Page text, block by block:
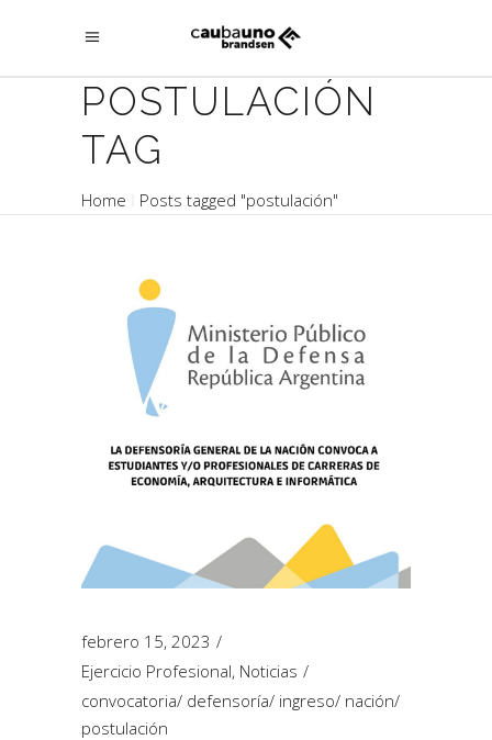
POSTULACIÓN
TAG
Home Posts tagged "postulación"
febrero 15, 2023
Ejercicio Profesional, Noticias
convocatoria/ defensoría/ ingreso/ nación/
postulación